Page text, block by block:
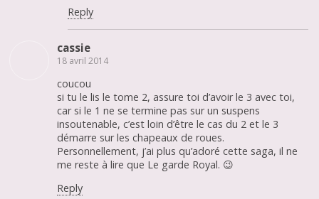
Reply
cassie
18 avril 2014
coucou
si tu le lis le tome 2, assure toi d’avoir le 3 avec toi,
car si le 1 ne se termine pas sur un suspens
insoutenable, c’est loin d’être le cas du 2 et le 3
démarre sur les chapeaux de roues.
Personnellement, j’ai plus qu’adoré cette saga, il ne
me reste à lire que Le garde Royal. 😉
Reply